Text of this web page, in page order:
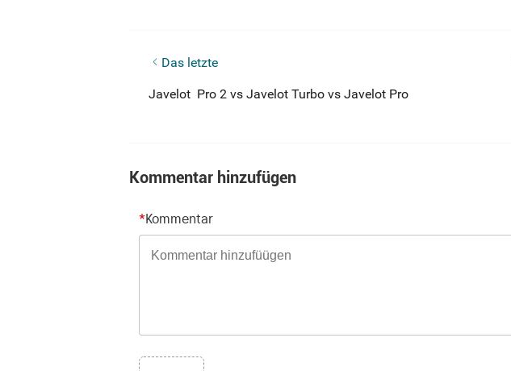
Das letzte
Olight Obulb VS Obulb MC VS Obulb MCs
Javelot Pro 2 vs Javelot Turbo vs Javelot Pro
Kommentar hinzufügen
*Kommentar